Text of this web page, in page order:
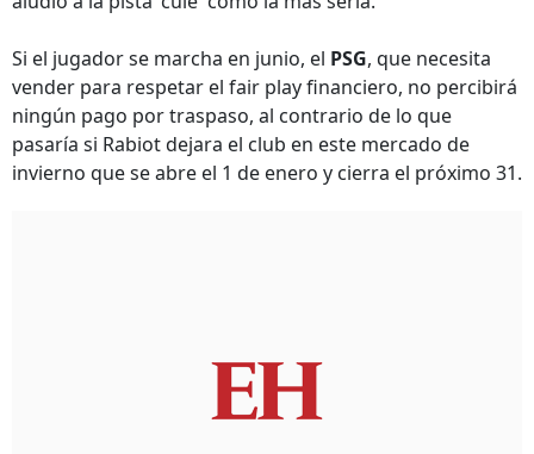
Si el jugador se marcha en junio, el PSG, que necesita
vender para respetar el fair play financiero, no percibirá
ningún pago por traspaso, al contrario de lo que
pasaría si Rabiot dejara el club en este mercado de
invierno que se abre el 1 de enero y cierra el próximo 31.